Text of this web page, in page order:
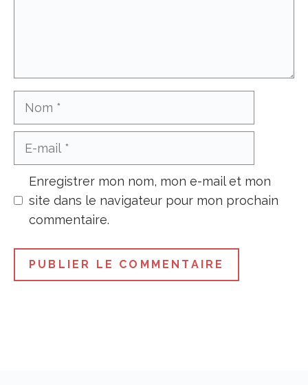
Enregistrer mon nom, mon e-mail et mon
site dans le navigateur pour mon prochain
commentaire.